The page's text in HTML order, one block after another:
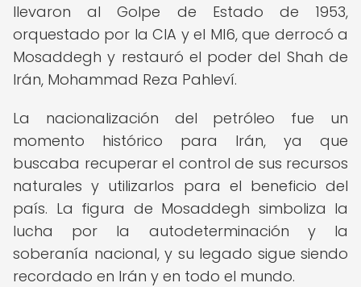
llevaron al Golpe de Estado de 1953,
orquestado por la CIA y el MI6, que derrocó a
Mosaddegh y restauró el poder del Shah de
Irán, Mohammad Reza Pahleví.
La nacionalización del petróleo fue un
momento histórico para Irán, ya que
buscaba recuperar el control de sus recursos
naturales y utilizarlos para el beneficio del
país. La figura de Mosaddegh simboliza la
lucha por la autodeterminación y la
soberanía nacional, y su legado sigue siendo
recordado en Irán y en todo el mundo.